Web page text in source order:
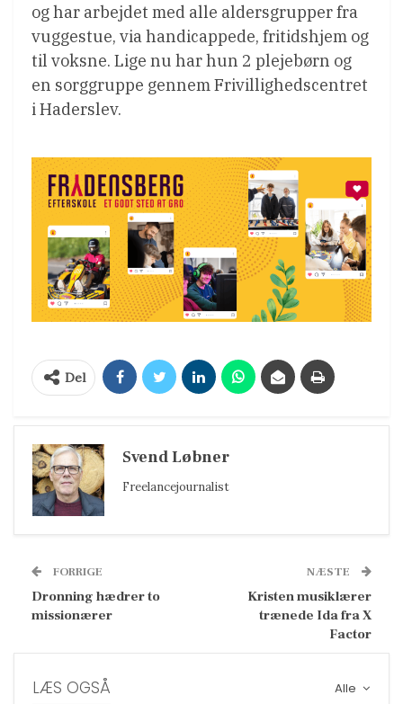
og har arbejdet med alle aldersgrupper fra
vuggestue, via handicappede, fritidshjem og
til voksne. Lige nu har hun 2 plejebørn og
en sorggruppe gennem Frivillighedscentret
i Haderslev.
Del
Svend Løbner
Freelancejournalist
FORRIGE
Dronning hædrer to
missionærer
NÆSTE
Kristen musiklærer
trænede Ida fra X
Factor
Alle
LÆS OGSÅ